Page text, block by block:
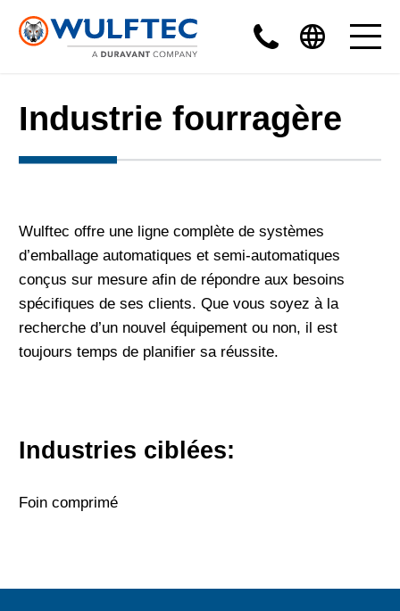
Industrie fourragère
Wulftec offre une ligne complète de systèmes
d’emballage automatiques et semi-automatiques
conçus sur mesure afin de répondre aux besoins
spécifiques de ses clients. Que vous soyez à la
recherche d’un nouvel équipement ou non, il est
toujours temps de planifier sa réussite.
Industries ciblées:
Foin comprimé